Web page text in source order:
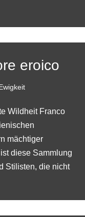
eroico
Wildheit Franco
mächtiger
diese Sammlung
Stilisten, die nicht